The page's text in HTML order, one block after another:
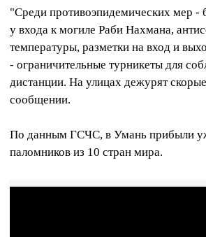
"Среди противоэпидемических мер -
у входа к могиле Раби Нахмана,
температуры, разметки на вход и
- ограничительные турникеты для
дистанции. На улицах дежурят
сообщении.
По данным ГСЧС, в Умань прибыли
паломников из 10 стран мира.